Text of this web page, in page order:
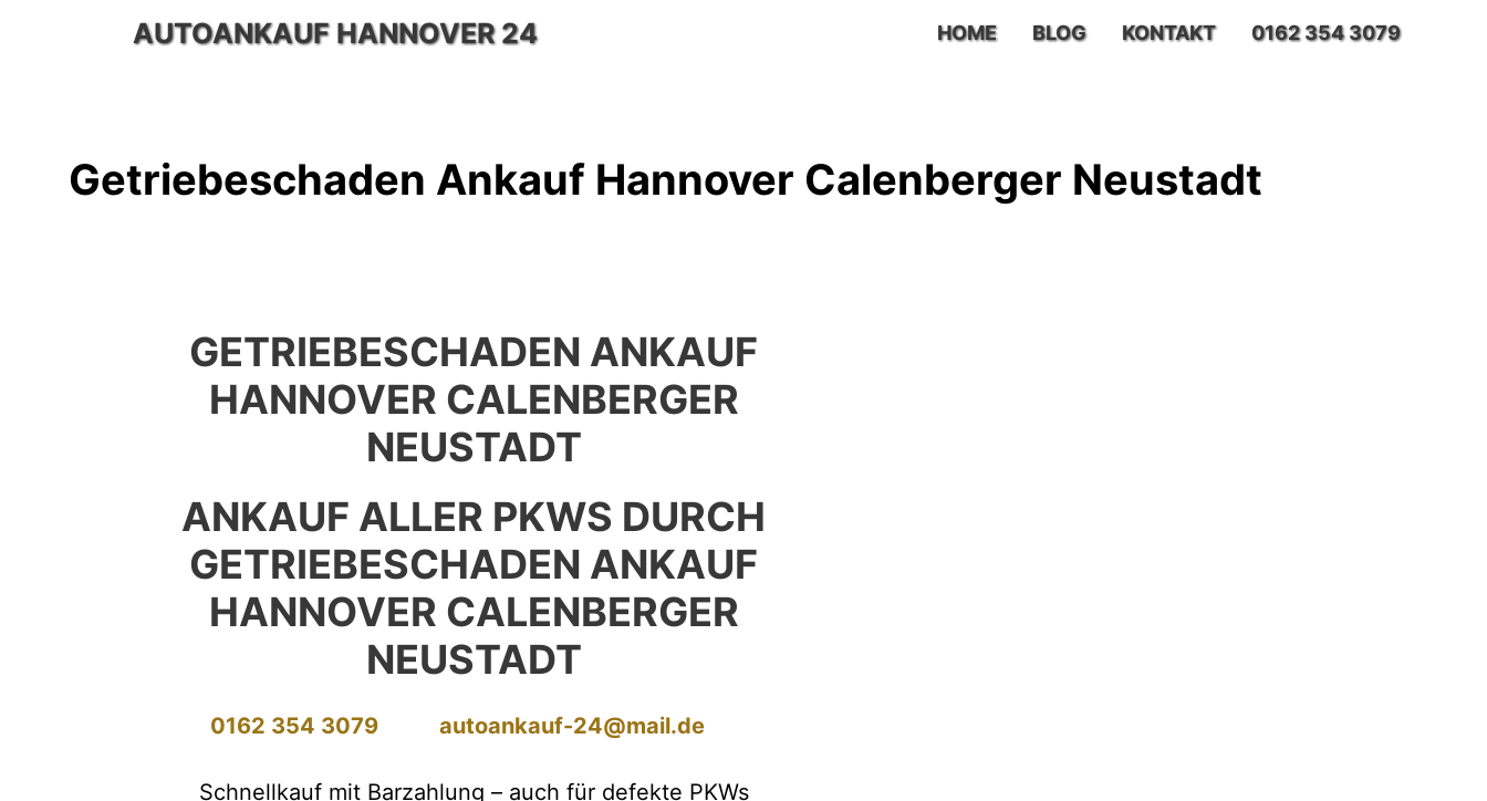
AUTOANKAUF HANNOVER 24 HOME BLOG KONTAKT 0162 354 3079
Getriebeschaden Ankauf Hannover Calenberger Neustadt
GETRIEBESCHADEN ANKAUF
HANNOVER CALENBERGER
NEUSTADT
ANKAUF ALLER PKWS DURCH
GETRIEBESCHADEN ANKAUF
HANNOVER CALENBERGER
NEUSTADT
0162 354 3079 autoankauf-24@mail.de
Schnellkauf mit Barzahlung – auch für defekte PKWs